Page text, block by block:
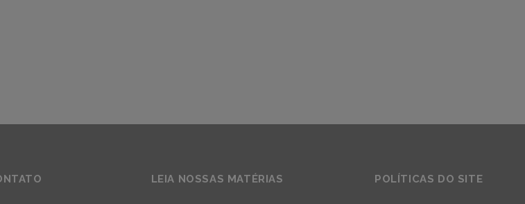
LEIA NOSSAS MATÉRIAS POLÍTICAS DO SITE